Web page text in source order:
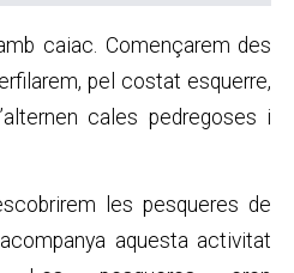
caiac. Començarem des
pel costat esquerre,
cales pedregoses i
les pesqueres de
aquesta activitat